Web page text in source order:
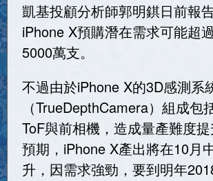
凱基投顧分析師郭明錤日前報
iPhone X預購潛在需求可能超
5000萬支。
不過由於iPhone X的3D感測系
（TrueDepthCamera）組成包
ToF與前相機，造成量產難度
預期，iPhone X產出將在10月
升，因需求強勁，要到明年